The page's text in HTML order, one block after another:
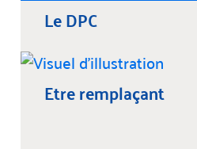
Le DPC
Etre remplaçant